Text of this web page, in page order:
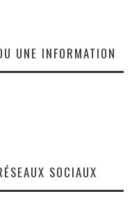
UNE INFORMATION
SOCIAUX